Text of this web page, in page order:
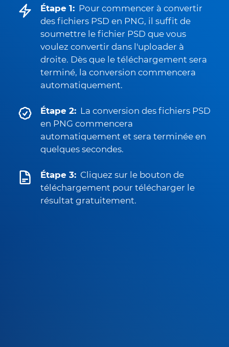
Étape 1: Pour commencer à convertir
des fichiers PSD en PNG, il suffit de
soumettre le fichier PSD que vous
voulez convertir dans l'uploader à
droite. Dès que le téléchargement sera
terminé, la conversion commencera
automatiquement.
Étape 2: La conversion des fichiers PSD
en PNG commencera
automatiquement et sera terminée en
quelques secondes.
Étape 3: Cliquez sur le bouton de
téléchargement pour télécharger le
résultat gratuitement.